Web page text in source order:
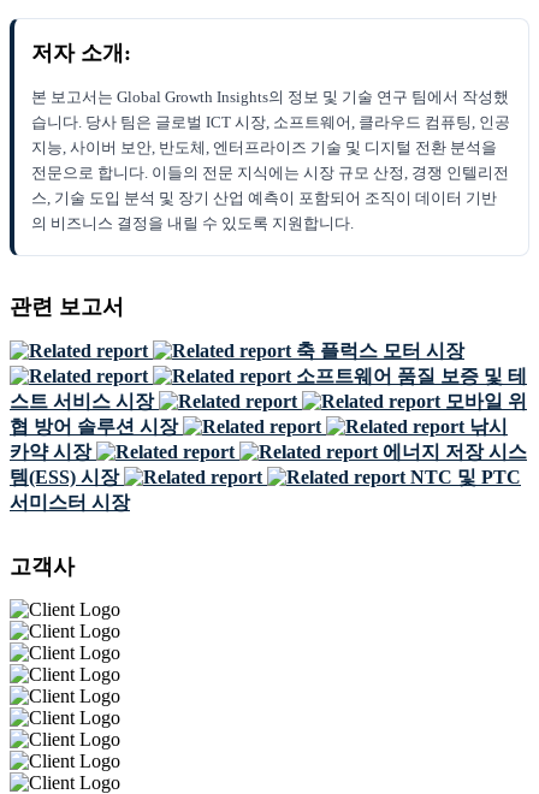
저자 소개:
본 보고서는 Global Growth Insights의 정보 및 기술 연구 팀에서 작성했
습니다. 당사 팀은 글로벌 ICT 시장, 소프트웨어, 클라우드 컴퓨팅, 인공
지능, 사이버 보안, 반도체, 엔터프라이즈 기술 및 디지털 전환 분석을
전문으로 합니다. 이들의 전문 지식에는 시장 규모 산정, 경쟁 인텔리전
스, 기술 도입 분석 및 장기 산업 예측이 포함되어 조직이 데이터 기반
의 비즈니스 결정을 내릴 수 있도록 지원합니다.
관련 보고서
축 플럭스 모터 시장
소프트웨어 품질 보증 및 테
스트 서비스 시장
모바일 위
협 방어 솔루션 시장
낚시
카약 시장
에너지 저장 시스
템(ESS) 시장
NTC 및 PTC
서미스터 시장
고객사